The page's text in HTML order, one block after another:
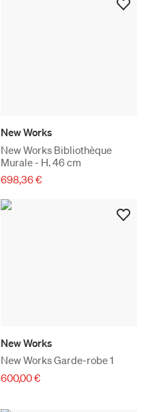
New Works
New Works Bibliothèque
Murale - H. 46 cm
698,36 €
New Works
New Works Garde-robe 1
600,00 €